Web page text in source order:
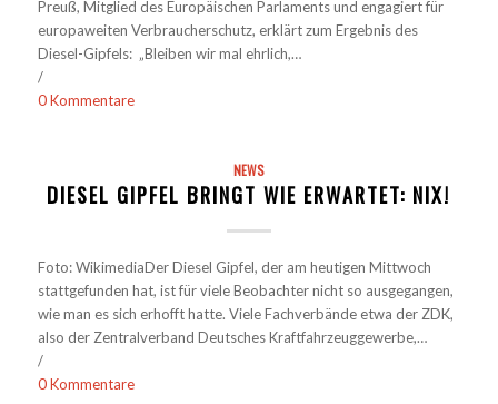
Preuß, Mitglied des Europäischen Parlaments und engagiert für
europaweiten Verbraucherschutz, erklärt zum Ergebnis des
Diesel-Gipfels: „Bleiben wir mal ehrlich,…
/
0 Kommentare
NEWS
DIESEL GIPFEL BRINGT WIE ERWARTET: NIX!
Foto: WikimediaDer Diesel Gipfel, der am heutigen Mittwoch
stattgefunden hat, ist für viele Beobachter nicht so ausgegangen,
wie man es sich erhofft hatte. Viele Fachverbände etwa der ZDK,
also der Zentralverband Deutsches Kraftfahrzeuggewerbe,…
/
0 Kommentare